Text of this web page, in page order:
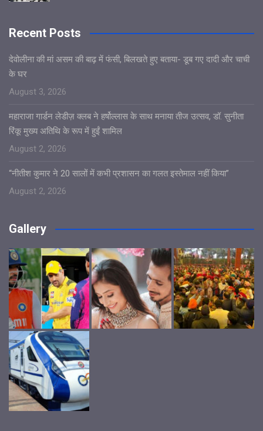
Recent Posts
देवोलीना की मां असम की बाढ़ में फंसी, बिलखते हुए बताया- डूब गए दादी और चाची
के घर
August 3, 2026
महाराजा गार्डन लेडीज़ क्लब ने हर्षोल्लास के साथ मनाया तीज उत्सव, डॉ. सुनीता
रिंकू मुख्य अतिथि के रूप में हुईं शामिल
August 2, 2026
“नीतीश कुमार ने 20 सालों में कभी प्रशासन का गलत इस्तेमाल नहीं किया”
August 2, 2026
Gallery